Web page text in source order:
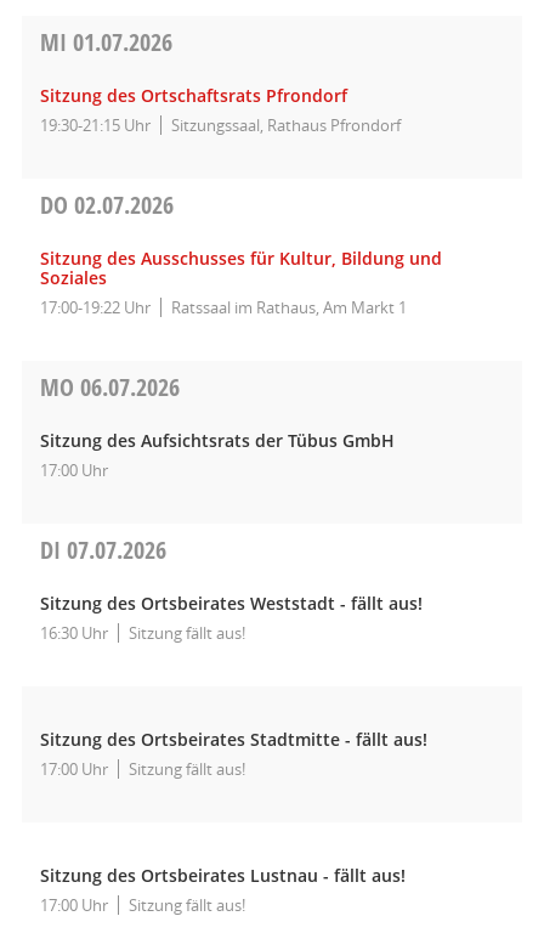
MI 01.07.2026
Sitzung des Ortschaftsrats Pfrondorf
19:30-21:15 Uhr Sitzungssaal, Rathaus Pfrondorf
DO 02.07.2026
Sitzung des Ausschusses für Kultur, Bildung und
Soziales
17:00-19:22 Uhr Ratssaal im Rathaus, Am Markt 1
MO 06.07.2026
Sitzung des Aufsichtsrats der Tübus GmbH
17:00 Uhr
DI 07.07.2026
Sitzung des Ortsbeirates Weststadt - fällt aus!
16:30 Uhr Sitzung fällt aus!
Sitzung des Ortsbeirates Stadtmitte - fällt aus!
17:00 Uhr Sitzung fällt aus!
Sitzung des Ortsbeirates Lustnau - fällt aus!
17:00 Uhr Sitzung fällt aus!